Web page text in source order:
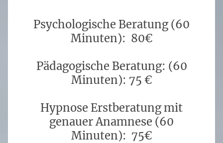
Psychologische Beratung (60
Minuten): 80€
Pädagogische Beratung: (60
Minuten): 75 €
Hypnose Erstberatung mit
genauer Anamnese (60
Minuten): 75€